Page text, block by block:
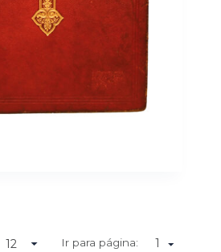
Ir para página: 1